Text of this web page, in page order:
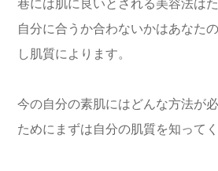
自分に合うか合わないかはあなた
し肌質によります。
今の自分の素肌にはどんな方法が
ためにまずは自分の肌質を知ってく